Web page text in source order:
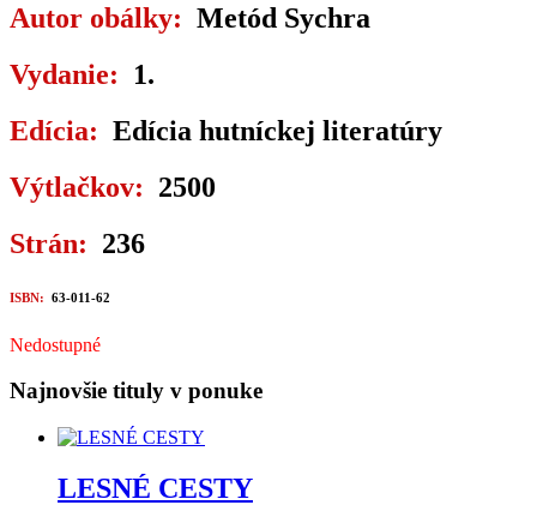
Autor obálky: Metód Sychra
Vydanie: 1.
Edícia: Edícia hutníckej literatúry
Výtlačkov: 2500
Strán: 236
ISBN: 63-011-62
Nedostupné
Najnovšie tituly v ponuke
LESNÉ CESTY